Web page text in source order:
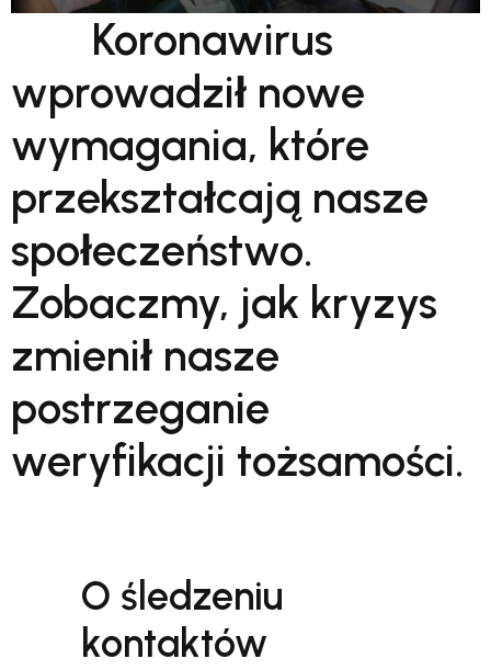
Koronawirus
wprowadził nowe
wymagania, które
przekształcają nasze
społeczeństwo.
Zobaczmy, jak kryzys
zmienił nasze
postrzeganie
weryfikacji tożsamości.
O śledzeniu
kontaktów